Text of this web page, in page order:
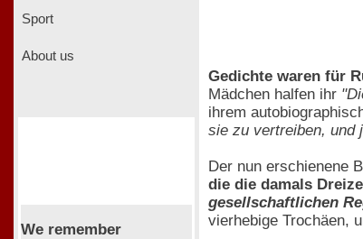
Sport
About us
We remember
Gedichte waren für
Mädchen halfen ihr
ihrem
sie zu vertreiben, und
Der nun erschienene
die die damals
gesellschaftlichen
vierhebige Trochäen,